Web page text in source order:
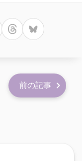
前の記事